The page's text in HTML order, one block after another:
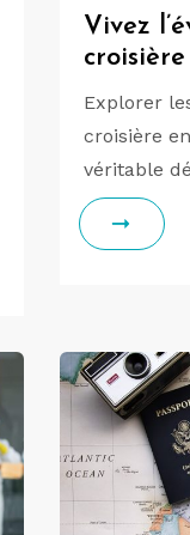
Vivez
Explorer
croisière
véritable